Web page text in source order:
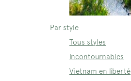
Par style
Tous styles
Incontournables
Vietnam en liberté